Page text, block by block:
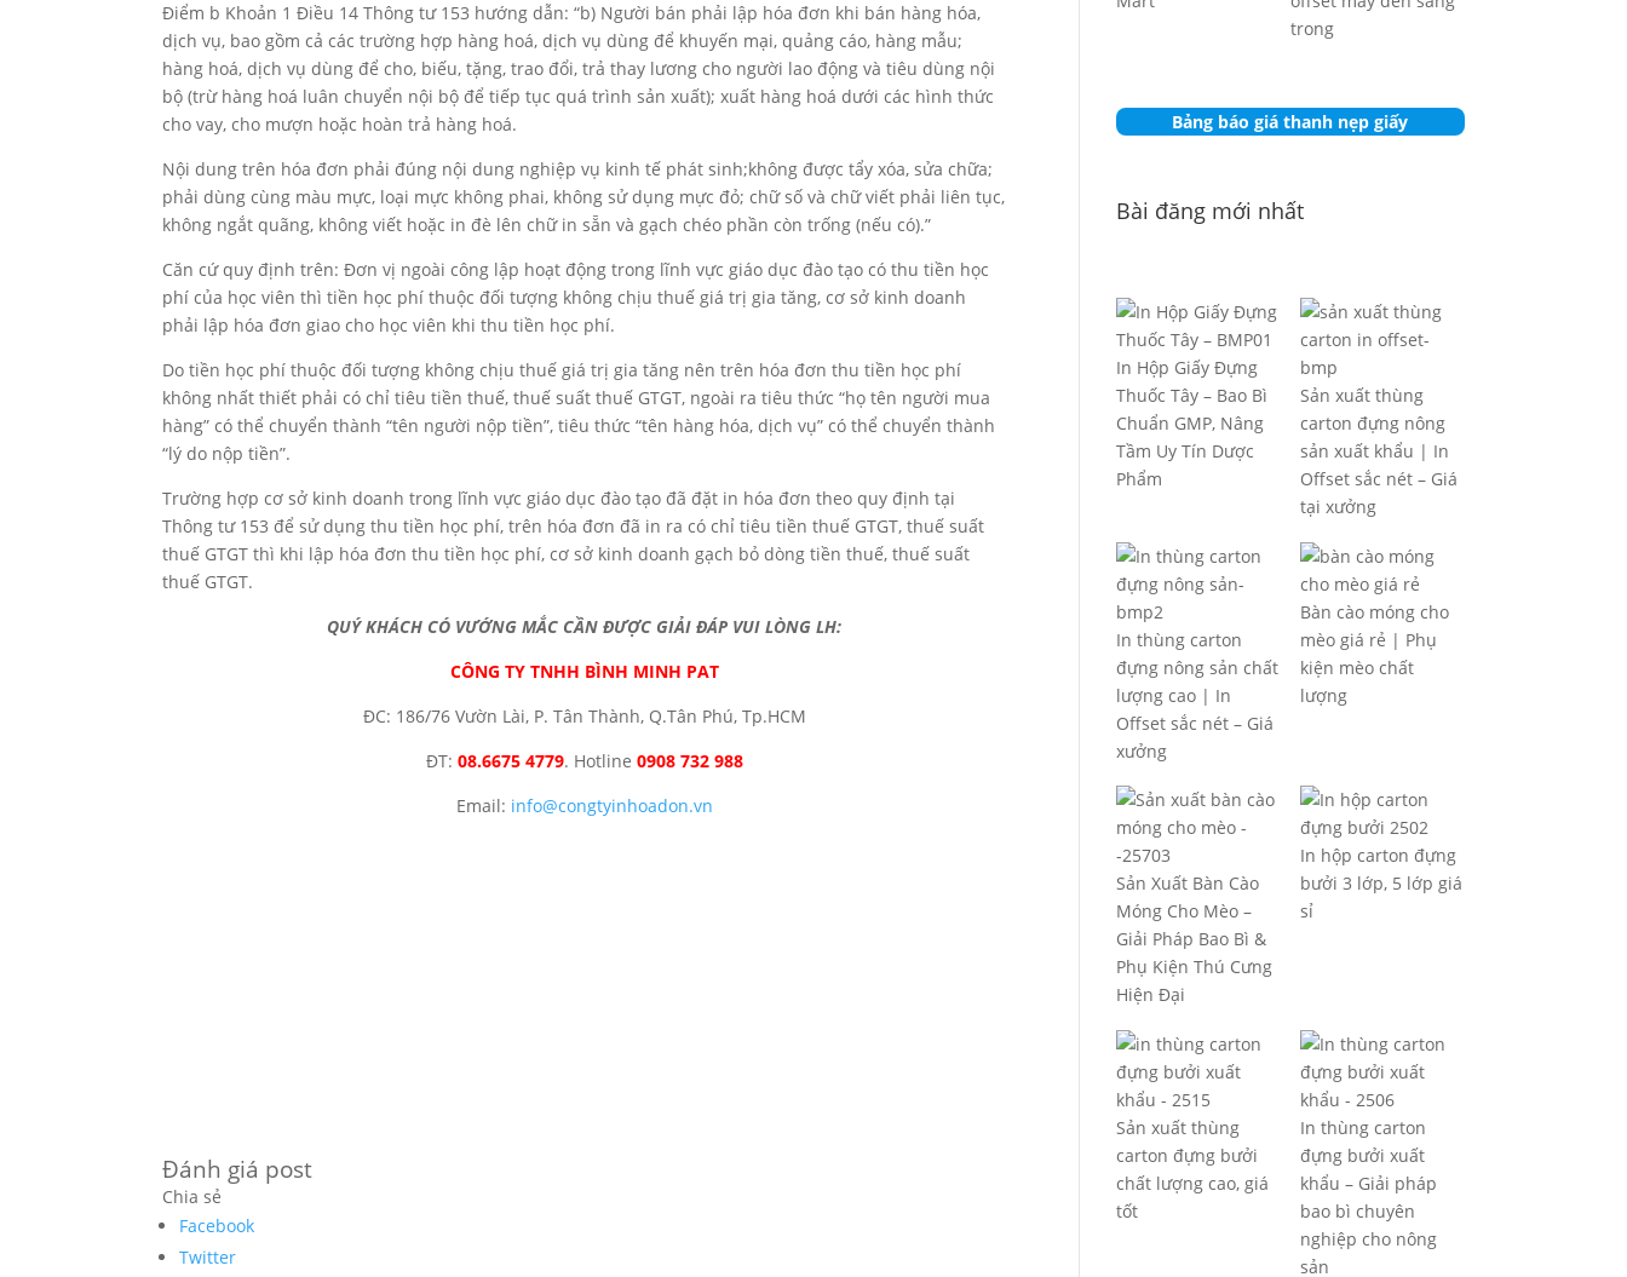
Điểm b Khoản 1 Điều 14 Thông tư 153 hướng dẫn: “b) Người bán phải lập hóa đơn khi bán hàng hóa,
dịch vụ, bao gồm cả các trường hợp hàng hoá, dịch vụ dùng để khuyến mại, quảng cáo, hàng mẫu;
hàng hoá, dịch vụ dùng để cho, biếu, tặng, trao đổi, trả thay lương cho người lao động và tiêu dùng nội
bộ (trừ hàng hoá luân chuyển nội bộ để tiếp tục quá trình sản xuất); xuất hàng hoá dưới các hình thức
cho vay, cho mượn hoặc hoàn trả hàng hoá.
Nội dung trên hóa đơn phải đúng nội dung nghiệp vụ kinh tế phát sinh;không được tẩy xóa, sửa chữa;
phải dùng cùng màu mực, loại mực không phai, không sử dụng mực đỏ; chữ số và chữ viết phải liên tục,
không ngắt quãng, không viết hoặc in đè lên chữ in sẵn và gạch chéo phần còn trống (nếu có).”
Căn cứ quy định trên: Đơn vị ngoài công lập hoạt động trong lĩnh vực giáo dục đào tạo có thu tiền học
phí của học viên thì tiền học phí thuộc đối tượng không chịu thuế giá trị gia tăng, cơ sở kinh doanh
phải lập hóa đơn giao cho học viên khi thu tiền học phí.
Do tiền học phí thuộc đối tượng không chịu thuế giá trị gia tăng nên trên hóa đơn thu tiền học phí
không nhất thiết phải có chỉ tiêu tiền thuế, thuế suất thuế GTGT, ngoài ra tiêu thức “họ tên người mua
hàng” có thể chuyển thành “tên người nộp tiền”, tiêu thức “tên hàng hóa, dịch vụ” có thể chuyển thành
“lý do nộp tiền”.
Trường hợp cơ sở kinh doanh trong lĩnh vực giáo dục đào tạo đã đặt in hóa đơn theo quy định tại
Thông tư 153 để sử dụng thu tiền học phí, trên hóa đơn đã in ra có chỉ tiêu tiền thuế GTGT, thuế suất
thuế GTGT thì khi lập hóa đơn thu tiền học phí, cơ sở kinh doanh gạch bỏ dòng tiền thuế, thuế suất
thuế GTGT.
QUÝ KHÁCH CÓ VƯỚNG MẮC CẦN ĐƯỢC GIẢI ĐÁP VUI LÒNG LH:
CÔNG TY TNHH BÌNH MINH PAT
ĐC: 186/76 Vườn Lài, P. Tân Thành, Q.Tân Phú, Tp.HCM
ĐT: 08.6675 4779. Hotline 0908 732 988
Email: info@congtyinhoadon.vn
Đánh giá post
Chia sẻ
Facebook
Twitter
Bảng báo giá thanh nẹp giấy
Bài đăng mới nhất
In Hộp Giấy Đựng
Thuốc Tây – Bao Bì
Chuẩn GMP, Nâng
Tầm Uy Tín Dược
Phẩm
Sản xuất thùng
carton đựng nông
sản xuất khẩu | In
Offset sắc nét – Giá
tại xưởng
In thùng carton
đựng nông sản chất
lượng cao | In
Offset sắc nét – Giá
xưởng
Bàn cào móng cho
mèo giá rẻ | Phụ
kiện mèo chất
lượng
Sản Xuất Bàn Cào
Móng Cho Mèo –
Giải Pháp Bao Bì &
Phụ Kiện Thú Cưng
Hiện Đại
In hộp carton đựng
bưởi 3 lớp, 5 lớp giá
sỉ
Sản xuất thùng
carton đựng bưởi
chất lượng cao, giá
tốt
In thùng carton
đựng bưởi xuất
khẩu – Giải pháp
bao bì chuyên
nghiệp cho nông
sản